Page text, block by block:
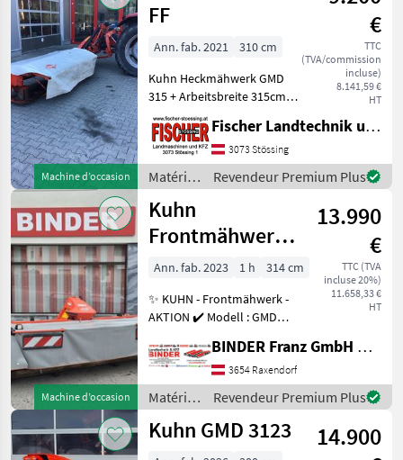
/ Kuhn
Machine d’occasion
FF
€
TTC
(TVA/commission
incluse)
8.141,59 €
HT
Ann. fab. 2021
310 cm
Kuhn Heckmähwerk GMD
315 + Arbeitsbreite 315cm +
Klingenschnellwechseler +
Schwadrad außen + Kuhn
Überlastschutz
Prodectadrive +
Gelenkwelle + effiziente
Entla
Fischer Landtechnik und Kfz KG
3073 Stössing
Matériels
de
fenaison
/ Kuhn
Revendeur Premium Plus
Machine d’occasion
Kuhn
Frontmähwerk
GMD 3121 F - FF
13.990
€
TTC (TVA
incluse 20%)
11.658,33 €
HT
Ann. fab. 2023 1 h
314 cm
✨ KUHN - Frontmähwerk -
AKTION ✔️ Modell : GMD
serienmäßiger Ausführung
✔️ leichtes Frontmähwerk
✔️ Eigengewicht nur ~ 620kg
✔️ Arbeitsbreite
BINDER Franz GmbH & CoKG
3654 Raxendorf
Matériels
de
fenaison
Revendeur Premium Plus
Kuhn GMD 3123
14.900